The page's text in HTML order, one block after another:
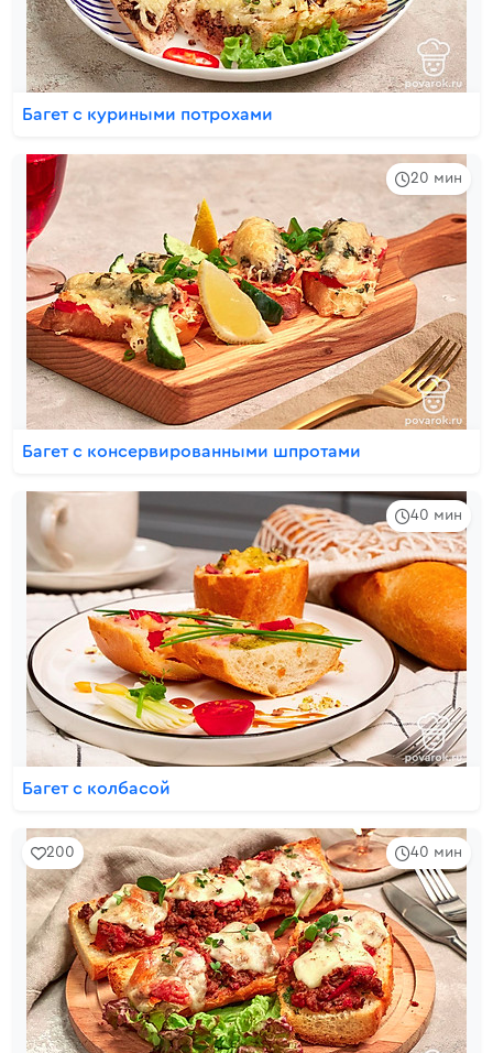
Багет с куриными потрохами
20 мин
Багет с консервированными шпротами
40 мин
Багет с колбасой
40 мин
200